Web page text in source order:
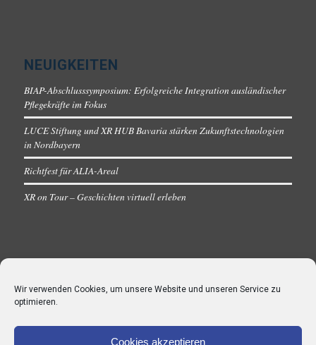
Wir verwenden Cookies, um unsere Website und unseren Service zu
optimieren.
Cookies akzeptieren
NEUIGKEITEN
BIAP-Abschlusssymposium: Erfolgreiche Integration ausländischer
Pflegekräfte im Fokus
LUCE Stiftung und XR HUB Bavaria stärken Zukunftstechnologien
in Nordbayern
Richtfest für ALIA-Areal
XR on Tour – Geschichten virtuell erleben